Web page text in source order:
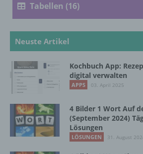
Tabellen (16)
Neuste Artikel
Kochbuch App:
digital verwalten
APPS 03. April 2025
4 Bilder 1 Wort Auf
(September 2024)
Lösungen
LÖSUNGEN 31. August
Verarbeitung
c) Verarbeitung
Verarbeitung ist jeder mit
automatisierter Verfahren
Zusammenhang mit
Daten wie das Erheben, das
Organisation, das Ordnen,
die Anpassung oder
Auslesen, das Abfragen, die